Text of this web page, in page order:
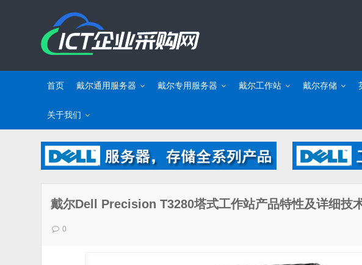
首页 戴尔通用服务器 戴尔专用服务器 戴尔工作站 戴尔存储
关于我们
戴尔Dell Precision T3280塔式工作站产品特性及详细技
0